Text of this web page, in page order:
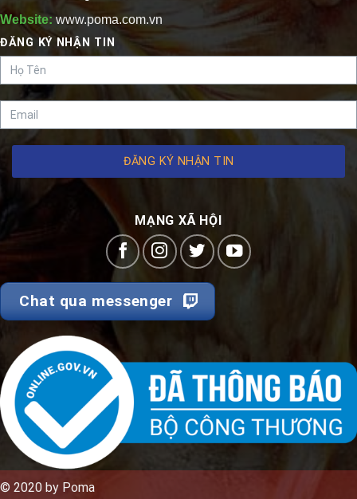
Website:www.poma.com.vn
ĐĂNG KÝ NHẬN TIN
ĐĂNG KÝ NHẬN TIN
MẠNG XÃ HỘI
Chat qua messenger
© 2020 by Poma